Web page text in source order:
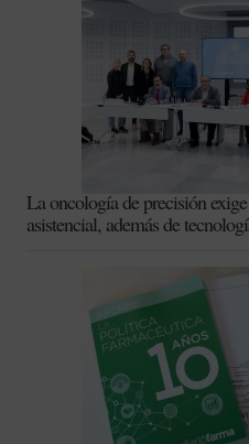
La oncología de precisión
asistencial, además de